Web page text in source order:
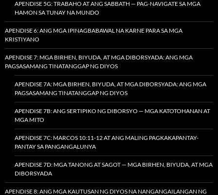
APENDISE 5G: TRABAHO AT ANG SABBATH — PAG-NAVIGATE SA MGA
HAMON SA TUNAY NA MUNDO
APENDISE 6: ANG MGA IPINAGBABAWAL NA KARNE PARA SA MGA
KRISTIYANO
APENDISE 7: MGA BIRHEN, BIYUDA, AT MGA DIBORSYADA: ANG MGA
PAGSASAMANG TINATANGGAP NG DIYOS
APENDISE 7A: MGA BIRHEN, BIYUDA, AT MGA DIBORSYADA: ANG MGA
PAGSASAMANG TINATANGGAP NG DIYOS
APENDISE 7B: ANG SERTIPIKO NG DIBORSYO — MGA KATOTOHANAN AT
MGA MITO
APENDISE 7C: MARCOS 10:11-12 AT ANG MALING PAGKAKAPANTAY-
PANTAY SA PANGANGALUNYA
APENDISE 7D: MGA TANONG AT SAGOT — MGA BIRHEN, BIYUDA, AT MGA
DIBORSYADA
APENDISE 8: ANG MGA KAUTUSAN NG DIYOS NA NANGANGAILANGAN NG